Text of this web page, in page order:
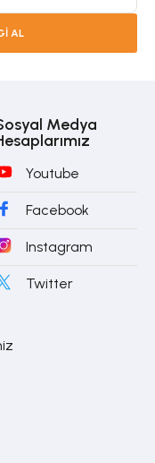
AL
Medya
Youtube
Facebook
Instagram
Twitter